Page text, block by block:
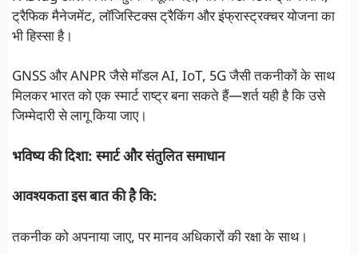
ट्रैफिक मैनेजमेंट, लॉजिस्टिक्स ट्रैकिंग और इंफ्रास्ट्रक्चर योजना का
भी हिस्सा है।
GNSS और ANPR जैसे मॉडल AI, IoT, 5G जैसी तकनीकों के साथ
मिलकर भारत को एक स्मार्ट राष्ट्र बना सकते हैं—शर्त यही है कि उसे
जिम्मेदारी से लागू किया जाए।
भविष्य की दिशा: स्मार्ट और संतुलित समाधान
आवश्यकता इस बात की है कि:
तकनीक को अपनाया जाए, पर मानव अधिकारों की रक्षा के साथ।